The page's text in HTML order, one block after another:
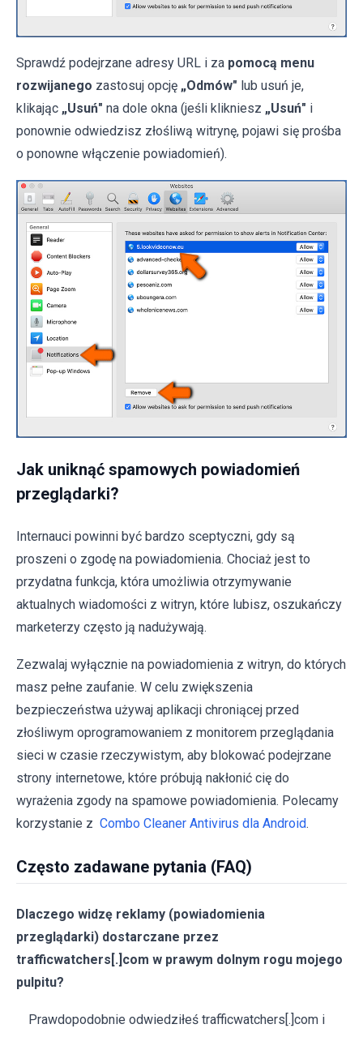
Sprawdź podejrzane adresy URL i za pomocą menu
rozwijanego zastosuj opcję „Odmów" lub usuń je,
klikając „Usuń" na dole okna (jeśli klikniesz „Usuń" i
ponownie odwiedzisz złośliwą witrynę, pojawi się prośba
o ponowne włączenie powiadomień).
Jak uniknąć spamowych powiadomień
przeglądarki?
Internauci powinni być bardzo sceptyczni, gdy są
proszeni o zgodę na powiadomienia. Chociaż jest to
przydatna funkcja, która umożliwia otrzymywanie
aktualnych wiadomości z witryn, które lubisz, oszukańczy
marketerzy często ją nadużywają.
Zezwalaj wyłącznie na powiadomienia z witryn, do których
masz pełne zaufanie. W celu zwiększenia
bezpieczeństwa używaj aplikacji chroniącej przed
złośliwym oprogramowaniem z monitorem przeglądania
sieci w czasie rzeczywistym, aby blokować podejrzane
strony internetowe, które próbują nakłonić cię do
wyrażenia zgody na spamowe powiadomienia. Polecamy
korzystanie z Combo Cleaner Antivirus dla Android.
Często zadawane pytania (FAQ)
Dlaczego widzę reklamy (powiadomienia
przeglądarki) dostarczane przez
trafficwatchers[.]com w prawym dolnym rogu mojego
pulpitu?
Prawdopodobnie odwiedziłeś trafficwatchers[.]com i